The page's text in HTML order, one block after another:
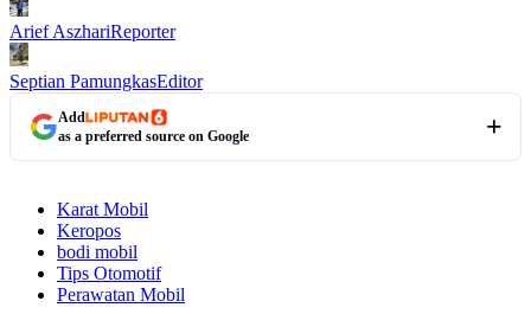
Arief AszhariReporter
Septian PamungkasEditor
Add
as a preferred source on Google
Karat Mobil
Keropos
bodi mobil
Tips Otomotif
Perawatan Mobil